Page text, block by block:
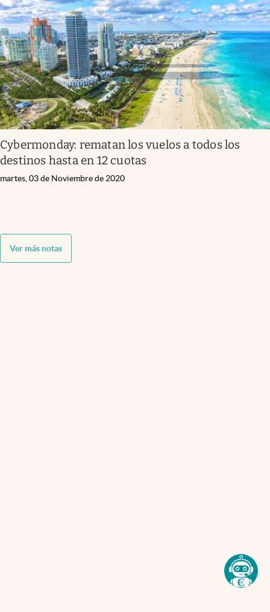
Cybermonday: rematan los vuelos a todos los
destinos hasta en 12 cuotas
martes, 03 de Noviembre de 2020
Ver más notas